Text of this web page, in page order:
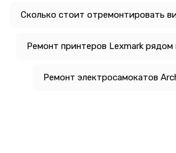
Сколько стоит отремонтировать
Ремонт принтеров Lexmark рядом
Ремонт электросамокатов